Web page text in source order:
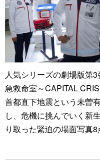
人気シリーズの劇場版第
急救命室～CAPITAL
首都直下地震という未曽
し、危機に挑んでいく新
り取った緊迫の場面写真8